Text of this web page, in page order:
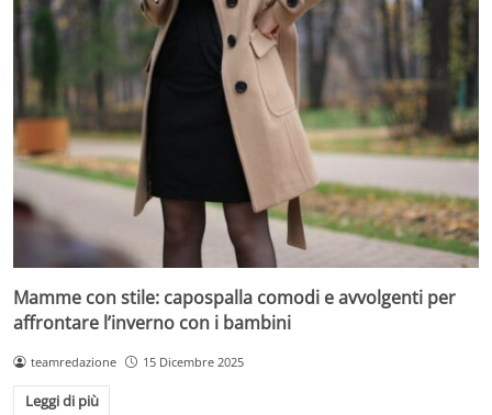
Mamme con stile: capospalla comodi e avvolgenti per
affrontare l’inverno con i bambini
teamredazione 15 Dicembre 2025
Leggi di più